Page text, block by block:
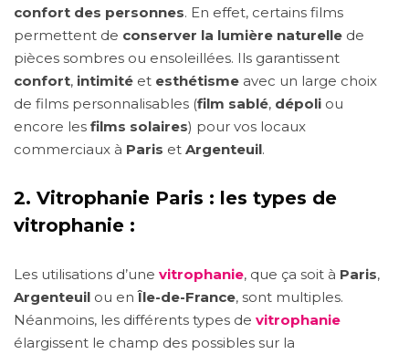
confort des personnes. En effet, certains films
permettent de conserver la lumière naturelle de
pièces sombres ou ensoleillées. Ils garantissent
confort, intimité et esthétisme avec un large choix
de films personnalisables (film sablé, dépoli ou
encore les films solaires) pour vos locaux
commerciaux à Paris et Argenteuil.
2. Vitrophanie Paris : les types de
vitrophanie :
Les utilisations d’une vitrophanie, que ça soit à Paris,
Argenteuil ou enÎle-de-France, sont multiples.
Néanmoins, les différents types de vitrophanie
élargissent le champ des possibles sur la